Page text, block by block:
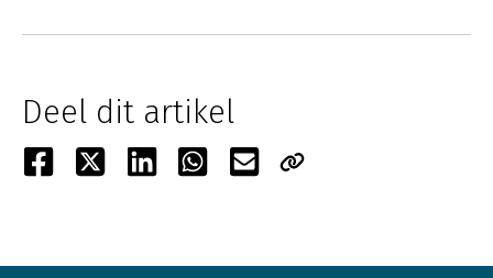
Deel dit artikel